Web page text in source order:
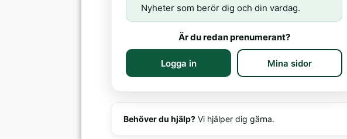
Nyheter som berör dig och din vardag.
Är du redan prenumerant?
Logga in Mina sidor
Behöver du hjälp? Vi hjälper dig gärna.